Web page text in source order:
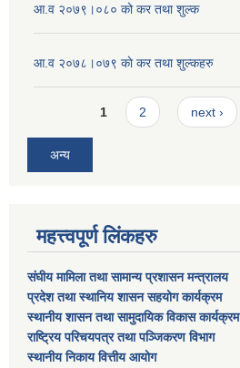
आ.व २०७९।०८० को कर तथा शुल्क
आ.व २०७८।०७९ काे कर तथा शुल्कहरु
Pages1 2 next ›
अन्य
महत्त्वपूर्ण लिंकहरु
संघीय मामिला तथा सामान्य प्रशासन मन्त्रालय
प्रदेश तथा स्थानिय शासन सहयोग कार्यक्रम
स्थानीय शासन तथा सामुदायिक विकास कार्यक्रम
राष्ट्रिय परिचयपत्र तथा पञ्जिकरण विभाग
स्थानीय निकाय वित्तीय आयोग